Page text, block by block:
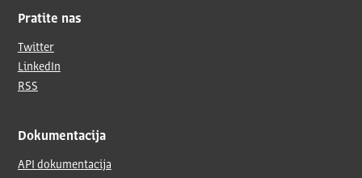
Pratite nas
Twitter
LinkedIn
RSS
Dokumentacija
API dokumentacija